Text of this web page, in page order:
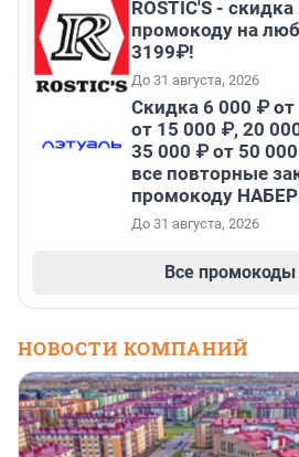
ROSTIC'S - скидка
промокоду на
3199₽!
До 31 августа, 2026
Скидка 6 000 ₽
от 15 000 ₽, 20
35 000 ₽ от 50
все повторные
промокоду
До 31 августа, 2026
Все промокоды
НОВОСТИ КОМПАНИЙ